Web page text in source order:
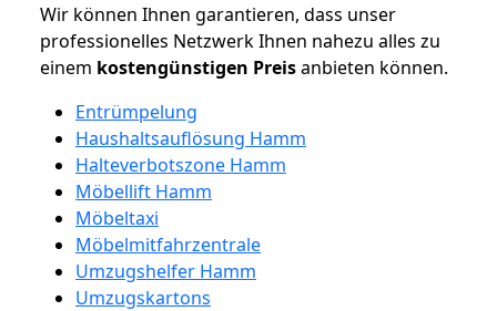
Wir können Ihnen garantieren, dass unser
professionelles Netzwerk Ihnen nahezu alles zu
einem kostengünstigen Preisanbieten können.
Entrümpelung
Haushaltsauflösung Hamm
Halteverbotszone Hamm
Möbellift Hamm
Möbeltaxi
Möbelmitfahrzentrale
Umzugshelfer Hamm
Umzugskartons